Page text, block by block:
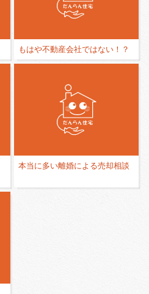
もはや不動産会社ではない！？
本当に多い離婚による売却相談